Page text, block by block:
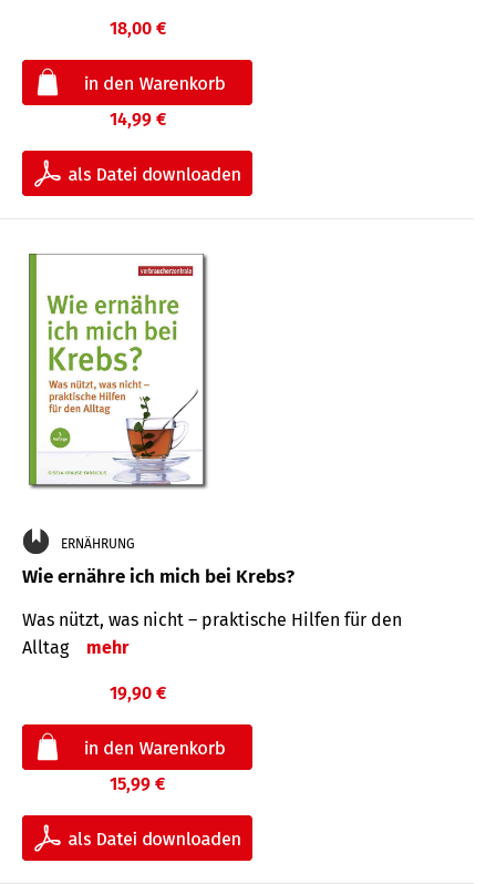
18,00 €
14,99 €
ERNÄHRUNG
Wie ernähre ich mich bei Krebs?
Was nützt, was nicht – praktische Hilfen für den
Alltag
mehr
19,90 €
15,99 €